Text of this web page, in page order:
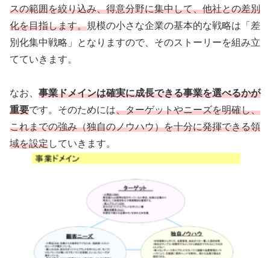
スの範囲を絞り込み、得意分野に集中して、他社との差別
化を目指します。規模の小さな企業の基本的な戦略は「差
別化集中戦略」となりますので、そのストーリーを組み立
てていきます。
なお、 事業ドメインは確実に成長できる事業を選べるかが
重要です。そのためには、ターゲットやニーズを明確し、
これまでの強み（独自のノウハウ）を十分に発揮できる領
域を設定していきます。